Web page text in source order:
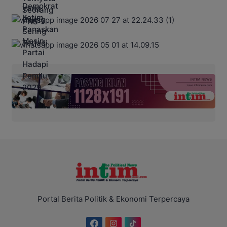
Portal Berita Politik & Ekonomi Terpercaya